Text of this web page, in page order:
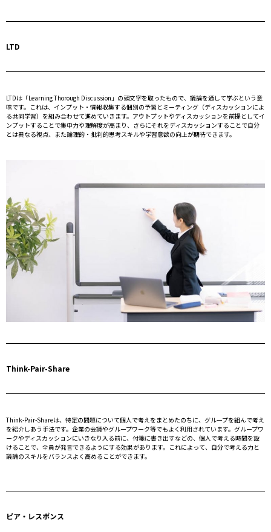
LTD
LTDは「Learning Thorough Discussion」の頭文字を取ったもので、議論を通して学ぶという意
味です。これは、インプット・情報収集する個別の予習とミーティング（ディスカッションによ
る共同学習）を組み合わせて進めていきます。アウトプットやディスカッションを前提としてイ
ンプットすることで集中力や理解度が高まり、さらにそれをディスカッションすることで自分
とは異なる視点、また論理的・批判的思考スキルや学習意欲の向上が期待できます。
Think-Pair-Share
Think-Pair-Shareは、特定の問題について個人で考えをまとめたのちに、グループを組んで考え
を紹介しあう手法です。企業の会議やグループワーク等でもよく利用されています。グループワ
ークやディスカッションにいきなり入る前に、付箋に書き出すなどの、個人で考える時間を設
けることで、全員が発言できるようにする効果があります。これによって、自分で考える力と
議論のスキルをバランスよく高めることができます。
ピア・レスポンス